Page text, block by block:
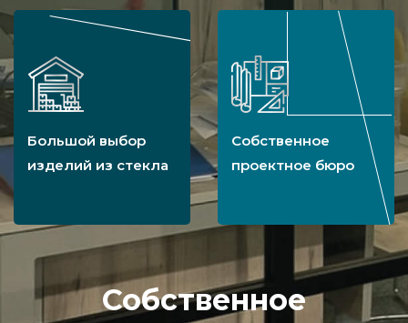
Большой выбор
изделий из стекла
Собственное
проектное бюро
Собственное